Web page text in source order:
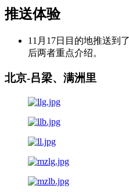
推送体验
11月17日目的地推送到
后两者重点介绍。
北京-吕梁、满洲里